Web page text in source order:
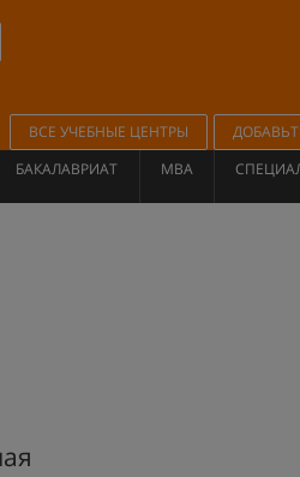
ВСЕ УЧЕБНЫЕ ЦЕНТРЫ
БАКАЛАВРИАТ MBA